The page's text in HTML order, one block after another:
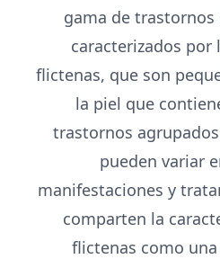
gama de
caracterizados por
flictenas, que son
la piel que
trastornos
pueden variar
manifestaciones y
comparten la
flictenas como